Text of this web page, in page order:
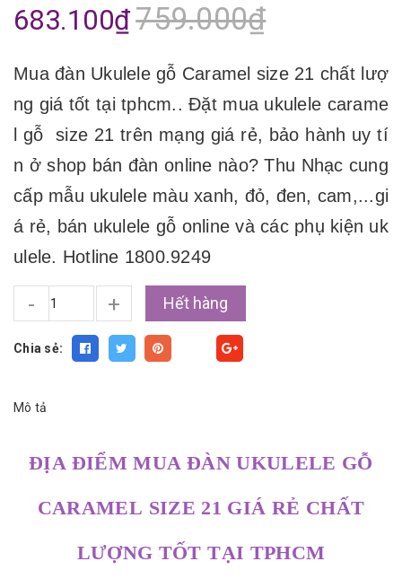
683.100₫759.000₫
Mua đàn Ukulele gỗ Caramel size 21 chất lượ
ng giá tốt tại tphcm.. Đặt mua ukulele carame
l gỗ size 21 trên mạng giá rẻ, bảo hành uy tí
n ở shop bán đàn online nào? Thu Nhạc cung
cấp mẫu ukulele màu xanh, đỏ, đen, cam,...gi
á rẻ, bán ukulele gỗ online và các phụ kiện uk
ulele. Hotline 1800.9249
- + Hết hàng
Chia sẻ:
Mô tả
ĐỊA ĐIỂM MUA ĐÀN UKULELE GỖ
CARAMEL SIZE 21 GIÁ RẺ CHẤT
LƯỢNG TỐT TẠI TPHCM